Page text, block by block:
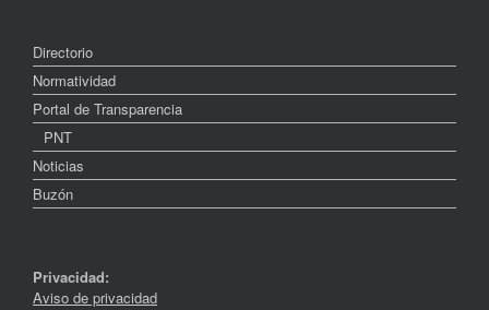
Directorio
Normatividad
Portal de Transparencia
PNT
Noticias
Buzón
Privacidad:
Aviso de privacidad